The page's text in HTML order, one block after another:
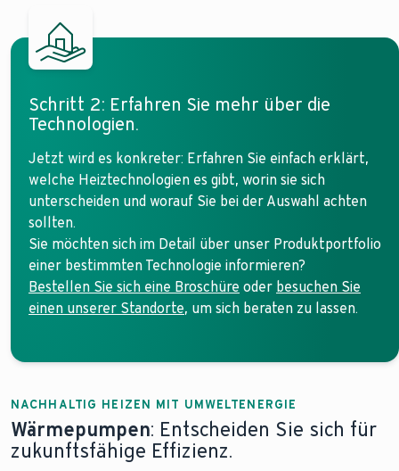
Schritt 2: Erfahren Sie mehr über die
Technologien.
Jetzt wird es konkreter: Erfahren Sie einfach erklärt,
welche Heiztechnologien es gibt, worin sie sich
unterscheiden und worauf Sie bei der Auswahl achten
sollten.
Sie möchten sich im Detail über unser Produktportfolio
einer bestimmten Technologie informieren?
Bestellen Sie sich eine Broschüre oder besuchen Sie
einen unserer Standorte, um sich beraten zu lassen.
NACHHALTIG HEIZEN MIT UMWELTENERGIE
Wärmepumpen: Entscheiden Sie sich für
zukunftsfähige Effizienz.